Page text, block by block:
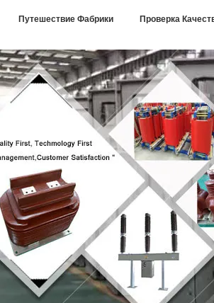
Путешествие Фабрики Проверка